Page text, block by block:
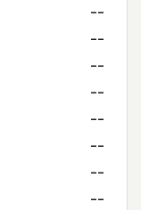
--
--
--
--
--
--
--
--